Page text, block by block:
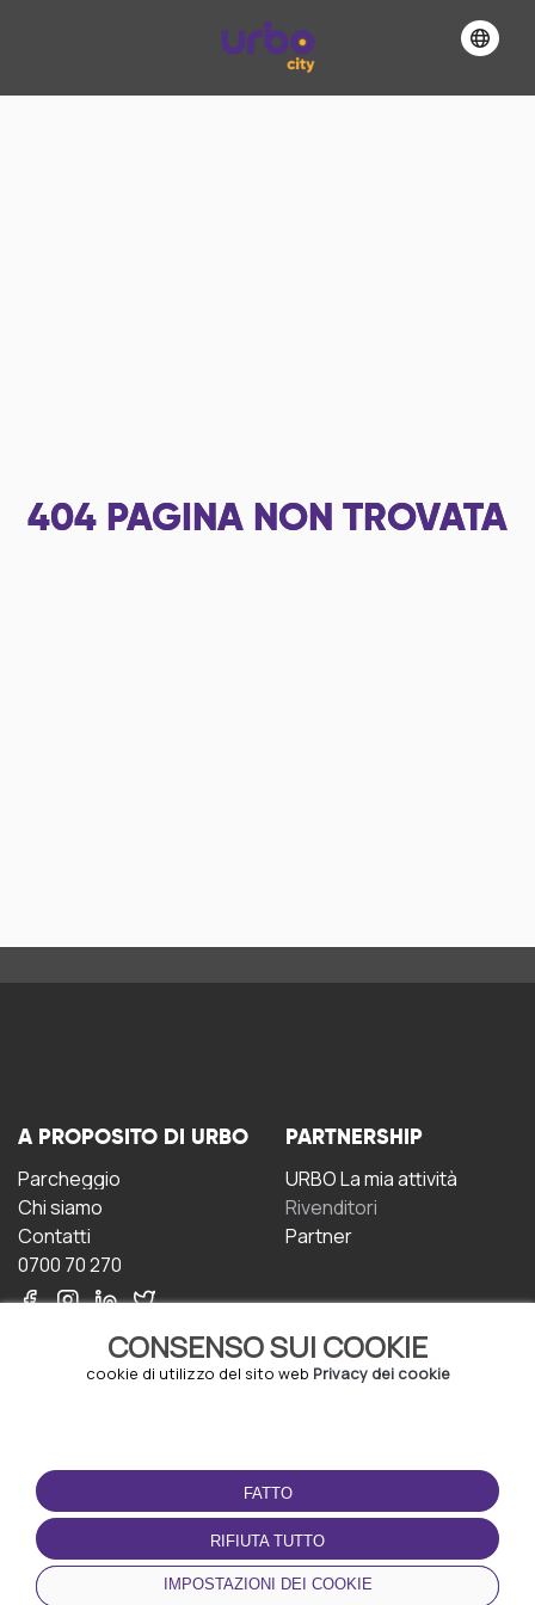
404 PAGINA NON TROVATA
CONSENSO SUI COOKIE
cookie di utilizzo del sito web Privacy dei cookie
FATTO
RIFIUTA TUTTO
IMPOSTAZIONI DEI COOKIE
A PROPOSITO DI URBO
Parcheggio
Chi siamo
Contatti
0700 70 270
PARTNERSHIP
URBO La mia attività
Rivenditori
Partner
CONDIZIONI D'USO
Termini e Condizioni
Politica sulla riservatezza
Gestione dei Cookie
SCARICA L'APP